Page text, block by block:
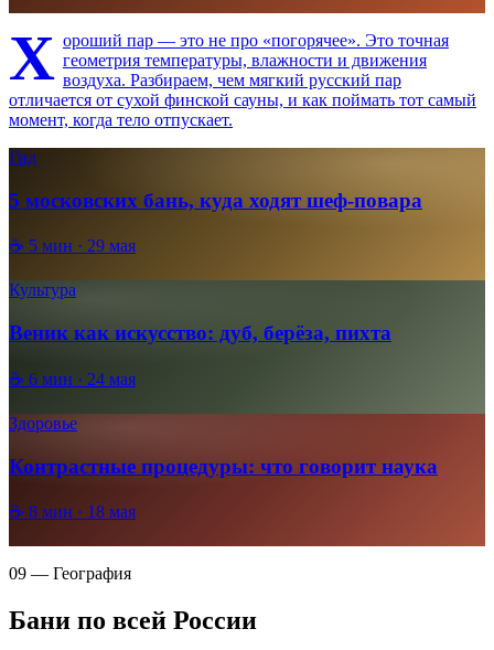
Х ороший пар — это не про «погорячее». Это точная
геометрия температуры, влажности и движения
воздуха. Разбираем, чем мягкий русский пар
отличается от сухой финской сауны, и как поймать тот самый
момент, когда тело отпускает.
Гид
5 московских бань, куда ходят шеф-повара
☕ 5 мин · 29 мая
Культура
Веник как искусство: дуб, берёза, пихта
☕ 6 мин · 24 мая
Здоровье
Контрастные процедуры: что говорит наука
☕ 8 мин · 18 мая
09 — География
Бани по всей России